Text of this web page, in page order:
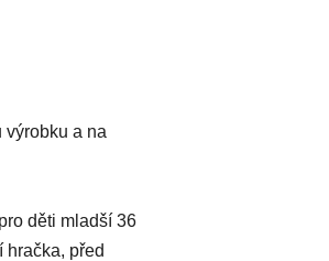
a na
děti mladší 36
hračka, před